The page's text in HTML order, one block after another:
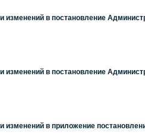
в постановление
в постановление
изменений в приложение